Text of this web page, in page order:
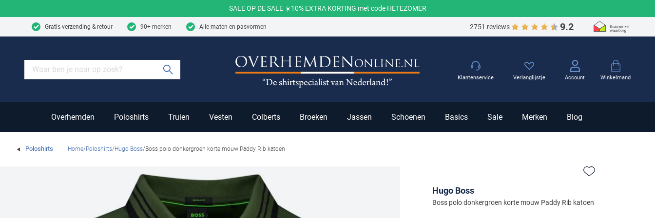
SALE OP DE SALE ☀️10% EXTRA KORTING met code HETEZOMER
Gratis verzending & retour 90+ merken Alle maten en pasvormen 2751 reviews 9.2
Winkelmand
Overhemden Poloshirts Truien Vesten Colberts Broeken Jassen Schoenen Basics Sale Merken Blog
Klantenservice Verlanglijstje Account
Poloshirts Home Poloshirts Hugo Boss Boss polo donkergroen korte mouw Paddy Rib katoen
Hugo Boss
Boss polo donkergroen korte mouw Paddy Rib katoen
Zet bij favorieten